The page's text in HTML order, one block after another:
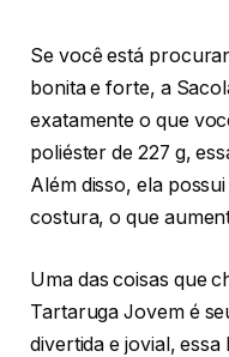
Se você está
bonita e forte, a
exatamente o que
poliéster de 227 g,
Além disso, ela
costura, o que
Uma das coisas que
Tartaruga Jovem é
divertida e jovial,